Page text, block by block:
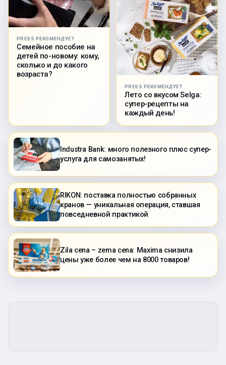
PRESS РЕКОМЕНДУЕТ
Семейное пособие на
детей по-новому: кому,
сколько и до какого
возраста?
PRESS РЕКОМЕНДУЕТ
Лето со вкусом Selga:
супер-рецепты на
каждый день!
Industra Bank: много полезного плюс супер-
услуга для самозанятых!
RIKON: поставка полностью собранных
кранов — уникальная операция, ставшая
повседневной практикой
Zila cena – zema cena: Maxima снизила
цены уже более чем на 8000 товаров!